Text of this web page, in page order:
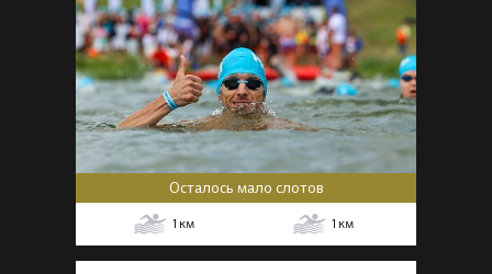
Осталось мало слотов
1 км 1 км